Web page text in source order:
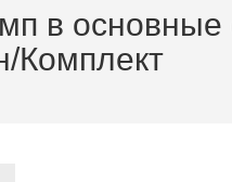
в
Комплект